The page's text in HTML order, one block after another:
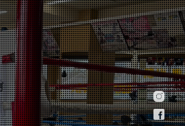
アクセス
営業時間
レーナー募集
ポンサー募集
会チケット購入
キャンペーン